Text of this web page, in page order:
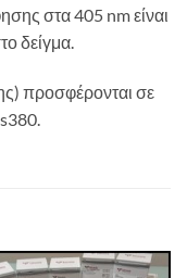
στα 405 nm είναι
δείγμα.
προσφέρονται σε